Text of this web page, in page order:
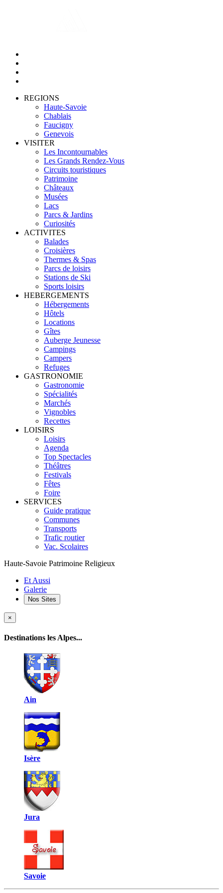
REGIONS
Haute-Savoie
Chablais
Faucigny
Genevois
VISITER
Les Incontournables
Les Grands Rendez-Vous
Circuits touristiques
Patrimoine
Châteaux
Musées
Lacs
Parcs & Jardins
Curiosités
ACTIVITES
Balades
Croisières
Thermes & Spas
Parcs de loisirs
Stations de Ski
Sports loisirs
HEBERGEMENTS
Hébergements
Hôtels
Locations
Gîtes
Auberge Jeunesse
Campings
Campers
Refuges
GASTRONOMIE
Gastronomie
Spécialités
Marchés
Vignobles
Recettes
LOISIRS
Loisirs
Agenda
Top Spectacles
Théâtres
Festivals
Fêtes
Foire
SERVICES
Guide pratique
Communes
Transports
Trafic routier
Vac. Scolaires
Haute-Savoie Patrimoine Religieux
Et Aussi
Galerie
Nos Sites
×
Destinations les Alpes...
Ain
Isère
Jura
Savoie